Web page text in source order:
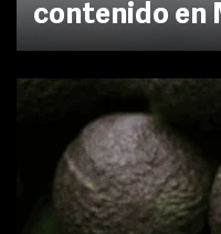
contenido en